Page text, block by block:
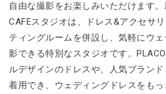
自由な撮影をお楽しみいただけます。
CAFEスタジオは、ドレス&アクセサ
ティングルームを併設し、気軽にウ
影できる特別なスタジオです。
ルデザインのドレスや、人気ブラン
着用でき、ウェディングドレスをも